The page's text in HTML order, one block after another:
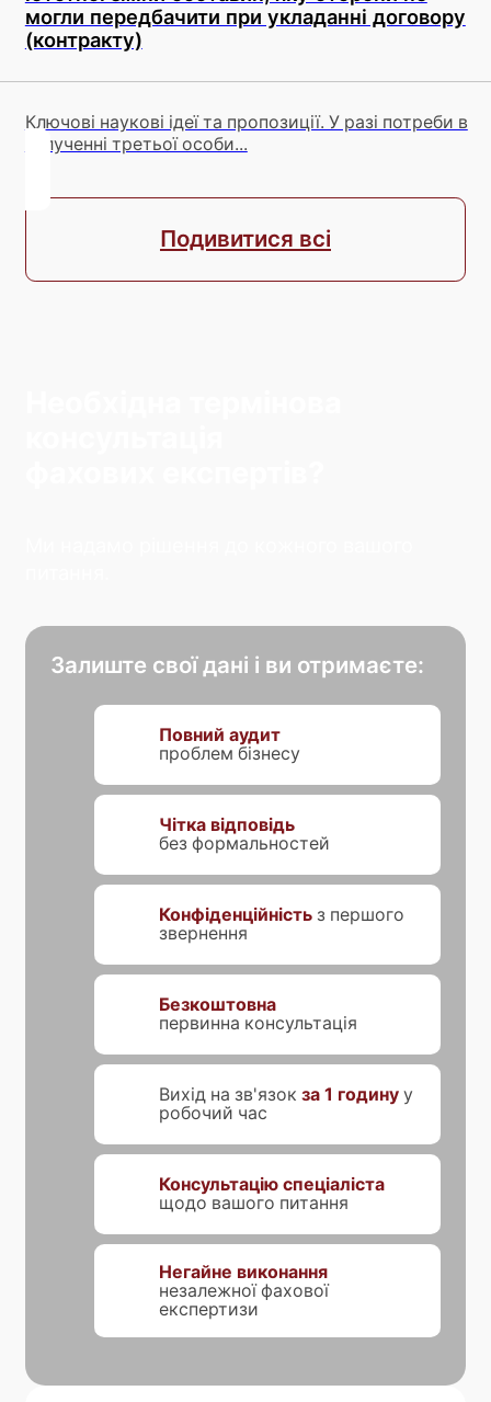
Подивитися всі
могли передбачити при укладанні договору
(контракту)
Ключові наукові ідеї та пропозиції. У разі потреби в
залученні третьої особи...
Залиште свої дані і ви отримаєте:
Повний аудит
проблем бізнесу
Чітка відповідь
без формальностей
Конфіденційністьз першого
звернення
Безкоштовна
первинна консультація
Вихід на зв'язок за 1 годинуу
робочий час
Консультацію спеціаліста
щодо вашого питання
Негайне виконання
незалежної фахової
експертизи